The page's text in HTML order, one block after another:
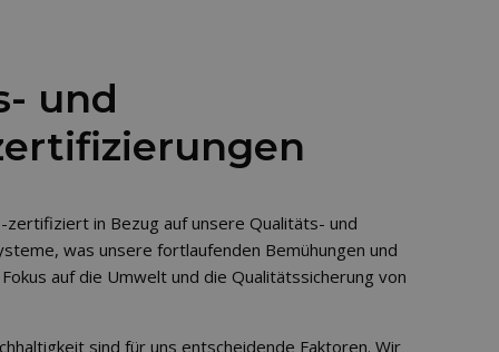
und
zertifiziert in Bezug auf unsere Qualitäts- und
was unsere fortlaufenden Bemühungen und
auf die Umwelt und die Qualitätssicherung von
sind für uns entscheidende Faktoren. Wir